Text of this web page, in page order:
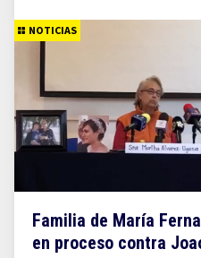
NOTICIAS
Familia de María
en proceso contra